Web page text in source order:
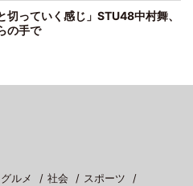
切っていく感じ」STU48中村舞、
の手で
グルメ 社会
スポーツ